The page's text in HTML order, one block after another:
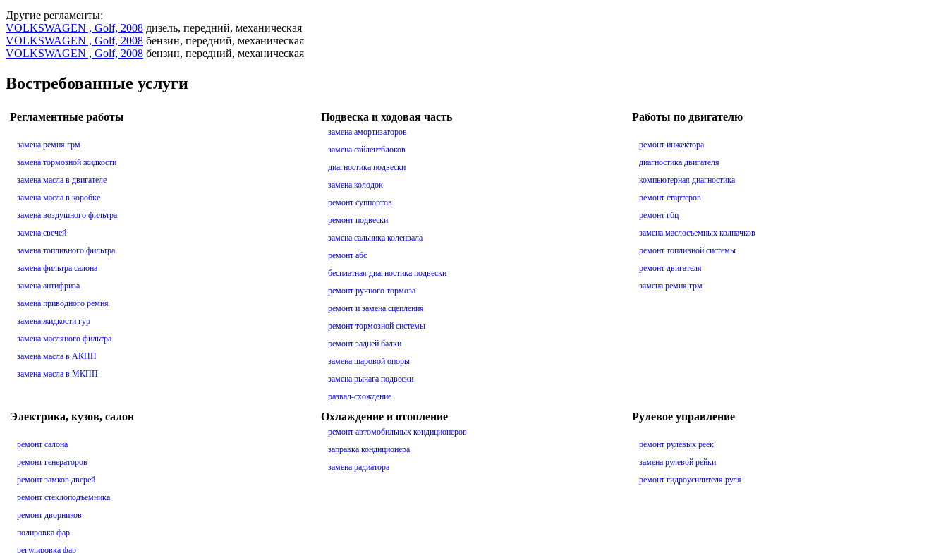
Другие регламенты:
VOLKSWAGEN , Golf, 2008 дизель, передний, механическая
VOLKSWAGEN , Golf, 2008 бензин, передний, механическая
VOLKSWAGEN , Golf, 2008 бензин, передний, механическая
Востребованные услуги
Регламентные работы
замена ремня грм
замена тормозной жидкости
замена масла в двигателе
замена масла в коробке
замена воздушного фильтра
замена свечей
замена топливного фильтра
замена фильтра салона
замена антифриза
замена приводного ремня
замена жидкости гур
замена масляного фильтра
замена масла в АКПП
замена масла в МКПП
Подвеска и ходовая часть
замена амортизаторов
замена сайлентблоков
диагностика подвески
замена колодок
ремонт суппортов
ремонт подвески
замена сальника коленвала
ремонт абс
бесплатная диагностика подвески
ремонт ручного тормоза
ремонт и замена сцепления
ремонт тормозной системы
ремонт задней балки
замена шаровой опоры
замена рычага подвески
развал-схождение
Работы по двигателю
ремонт инжектора
диагностика двигателя
компьютерная диагностика
ремонт стартеров
ремонт гбц
замена маслосъемных колпачков
ремонт топливной системы
ремонт двигателя
замена ремня грм
Электрика, кузов, салон
ремонт салона
ремонт генераторов
ремонт замков дверей
ремонт стеклоподъемника
ремонт дворников
полировка фар
регулировка фар
Охлаждение и отопление
ремонт автомобильных кондиционеров
заправка кондиционера
замена радиатора
Рулевое управление
ремонт рулевых реек
замена рулевой рейки
ремонт гидроусилителя руля